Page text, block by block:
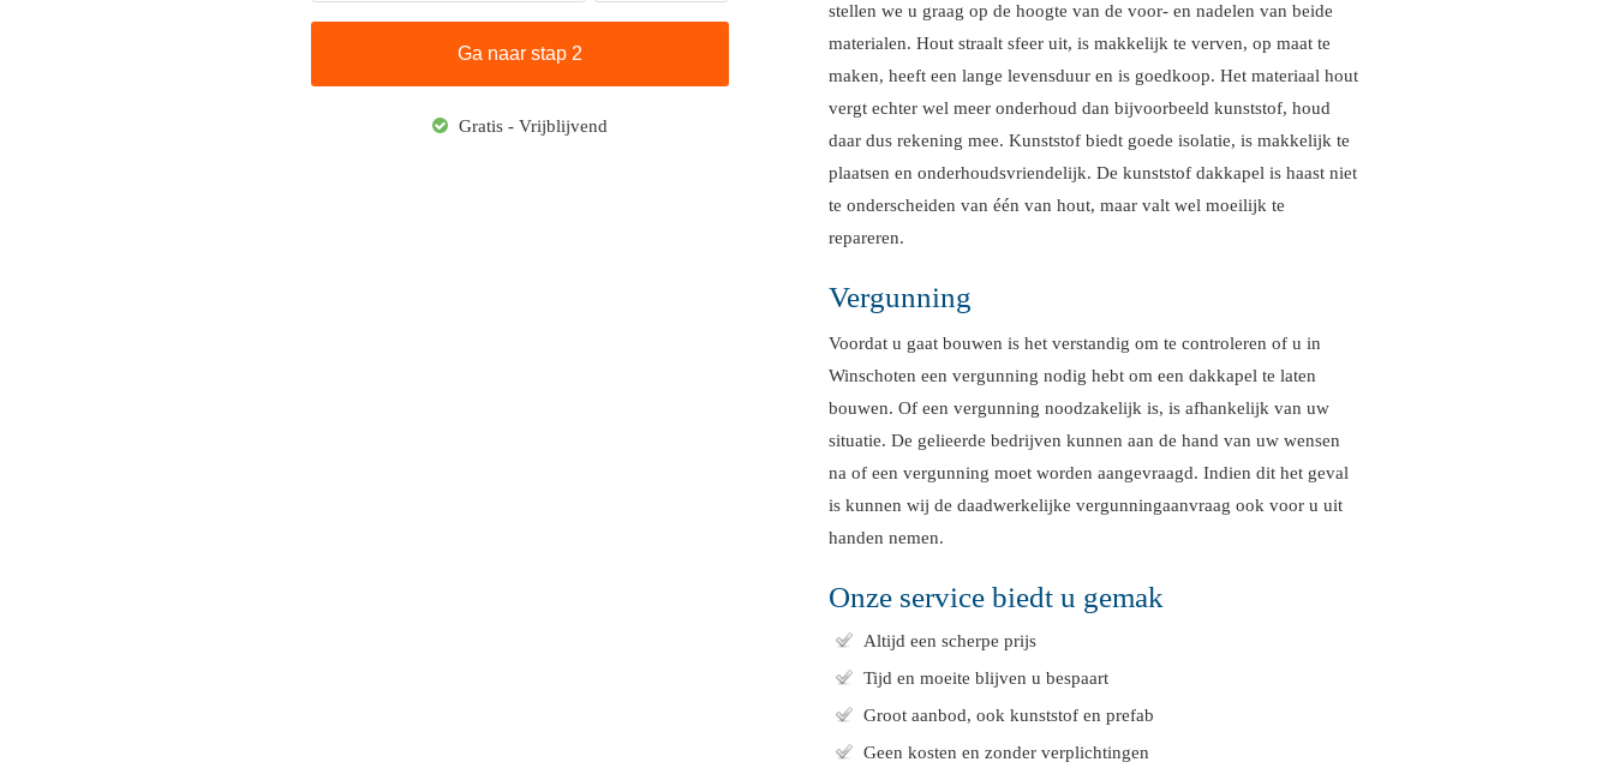
Gratis - Vrijblijvend
stellen we u graag op de hoogte van de voor- en nadelen van beide
materialen. Hout straalt sfeer uit, is makkelijk te verven, op maat te
maken, heeft een lange levensduur en is goedkoop. Het materiaal hout
vergt echter wel meer onderhoud dan bijvoorbeeld kunststof, houd
daar dus rekening mee. Kunststof biedt goede isolatie, is makkelijk te
plaatsen en onderhoudsvriendelijk. De kunststof dakkapel is haast niet
te onderscheiden van één van hout, maar valt wel moeilijk te
repareren.
Vergunning
Voordat u gaat bouwen is het verstandig om te controleren of u in
Winschoten een vergunning nodig hebt om een dakkapel te laten
bouwen. Of een vergunning noodzakelijk is, is afhankelijk van uw
situatie. De gelieerde bedrijven kunnen aan de hand van uw wensen
na of een vergunning moet worden aangevraagd. Indien dit het geval
is kunnen wij de daadwerkelijke vergunningaanvraag ook voor u uit
handen nemen.
Onze service biedt u gemak
Altijd een scherpe prijs
Tijd en moeite blijven u bespaart
Groot aanbod, ook kunststof en prefab
Geen kosten en zonder verplichtingen